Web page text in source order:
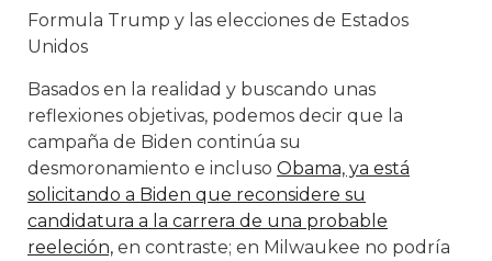
Formula Trump y las elecciones de Estados
Unidos
Basados en la realidad y buscando unas
reflexiones objetivas, podemos decir que la
campaña de Biden continúa su
desmoronamiento e incluso Obama, ya está
solicitando a Biden que reconsidere su
candidatura a la carrera de una probable
reeleción, en contraste; en Milwaukee no podría